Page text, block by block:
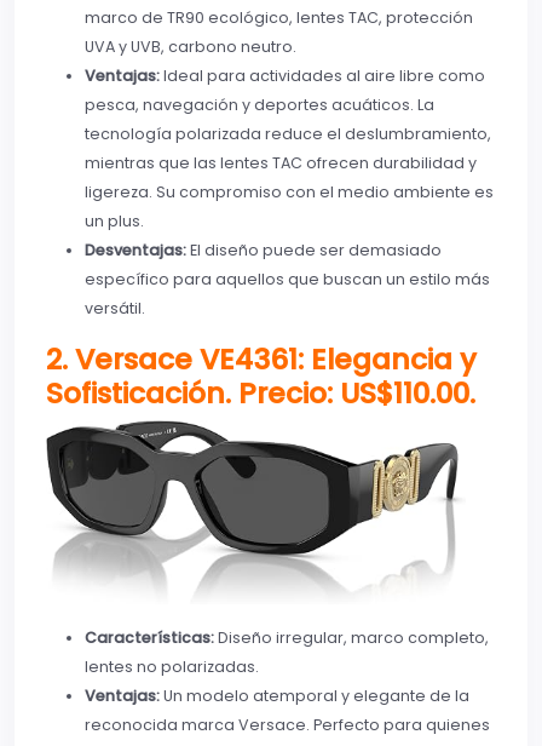
marco de TR90 ecológico, lentes TAC, protección
UVA y UVB, carbono neutro.
Ventajas:Ideal para actividades al aire libre como
pesca, navegación y deportes acuáticos. La
tecnología polarizada reduce el deslumbramiento,
mientras que las lentes TAC ofrecen durabilidad y
ligereza. Su compromiso con el medio ambiente es
un plus.
Desventajas:El diseño puede ser demasiado
específico para aquellos que buscan un estilo más
versátil.
2. Versace VE4361: Elegancia y
Sofisticación. Precio: US$110.00.
Características:Diseño irregular, marco completo,
lentes no polarizadas.
Ventajas:Un modelo atemporal y elegante de la
reconocida marca Versace. Perfecto para quienes